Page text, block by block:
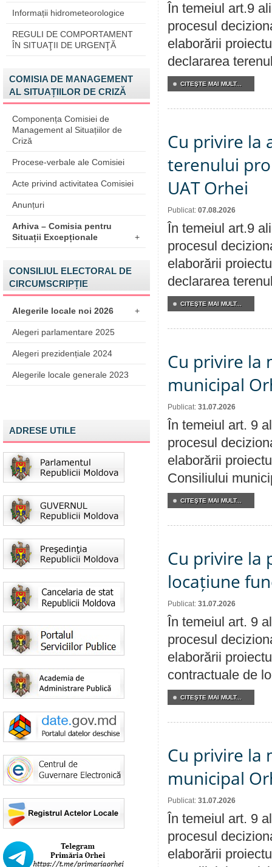
Informații hidrometeorologice
REGULI DE COMPORTAMENT
ÎN SITUAŢII DE URGENŢĂ
COMISIA DE MANAGEMENT
AL SITUAȚIILOR DE CRIZĂ
Componența Comisiei de
Management al Situațiilor de
Criză
Procese-verbale ale Comisiei
Acte privind activitatea Comisiei
Anunțuri
Arhiva – Comisia pentru
Situații Excepționale
+
CONSILIUL ELECTORAL DE
CIRCUMSCRIPȚIE
Alegerile locale noi 2026 +
Alegeri parlamentare 2025
Alegeri prezidențiale 2024
Alegerile locale generale 2023
ADRESE UTILE
În temeiul art.9
procesul
elaborării
declararea
CITEŞTE MAI MULT...
Cu privire la
terenului
UAT Orhei
Publicat: 07.08.2026
În temeiul art.9
procesul
elaborării
declararea
CITEŞTE MAI MULT...
Cu privire la
municipal
Publicat: 31.07.2026
În temeiul art. 9
procesul
elaborării
Consiliului
CITEŞTE MAI MULT...
Cu privire la
locațiune
Publicat: 31.07.2026
În temeiul art. 9
procesul
elaborării
contractuale de
CITEŞTE MAI MULT...
Cu privire la
municipal
Publicat: 31.07.2026
În temeiul art. 9
procesul
elaborării